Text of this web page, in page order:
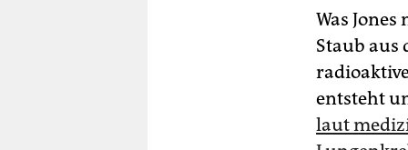
Was
Staub aus
entsteht
laut